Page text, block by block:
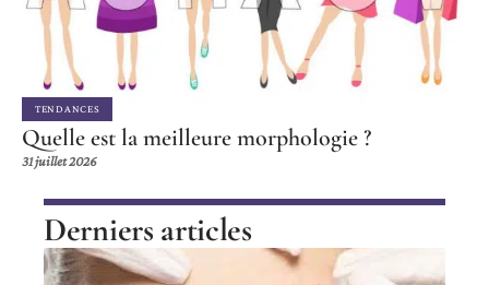
TENDANCES
Quelle est la meilleure morphologie ?
31 juillet 2026
Derniers articles